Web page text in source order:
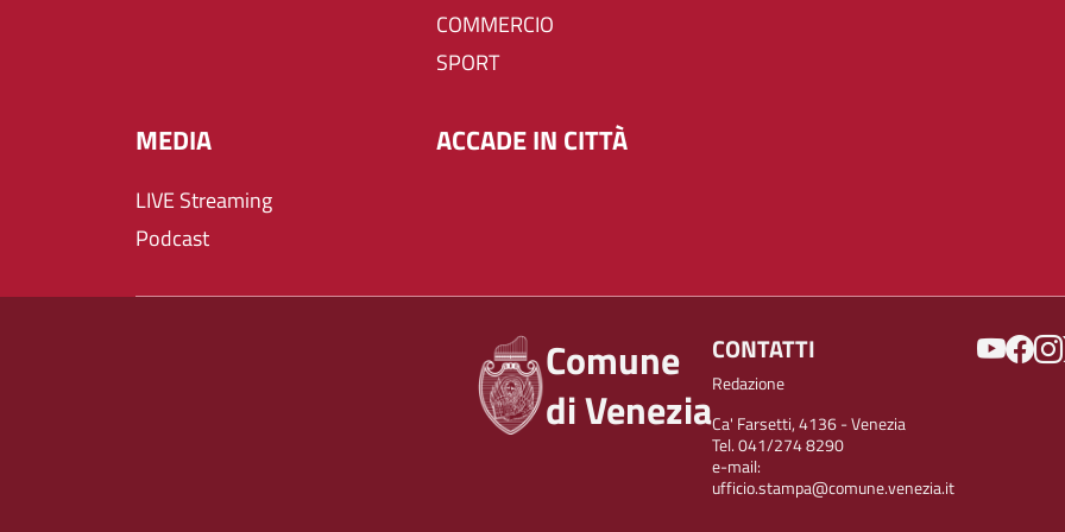
COMMERCIO
SPORT
MEDIA
LIVE Streaming
Podcast
ACCADE IN CITTÀ
Comune
di Venezia
CONTATTI
Redazione
Ca' Farsetti, 4136 - Venezia
Tel. 041/274 8290
e-mail:
ufficio.stampa@comune.venezia.it